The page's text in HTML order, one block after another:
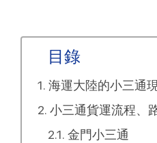
目錄
海運大陸的小三通
小三通貨運流程、
金門小三通